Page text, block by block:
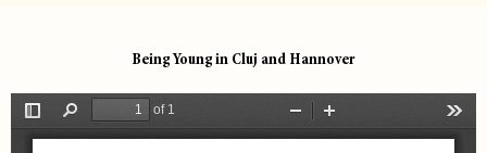
Being Young in Cluj and Hannover